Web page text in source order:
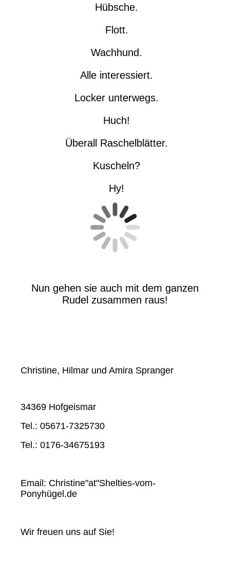
Hübsche.
Flott.
Wachhund.
Alle interessiert.
Locker unterwegs.
Huch!
Überall Raschelblätter.
Kuscheln?
Hy!
Nun gehen sie auch mit dem ganzen
Rudel zusammen raus!
Christine, Hilmar und Amira Spranger
34369 Hofgeismar
Tel.: 05671-7325730
Tel.: 0176-34675193
Email: Christine"at"Shelties-vom-
Ponyhügel.de
Wir freuen uns auf Sie!